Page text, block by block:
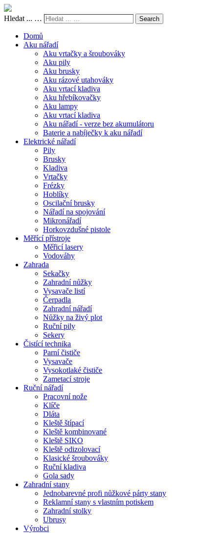
Hledat ... … Search
Domů
Aku nářadí
Aku vrtačky a šroubováky
Aku pily
Aku brusky
Aku rázové utahováky
Aku vrtací kladiva
Aku hřebíkovačky
Aku lampy
Aku vrtací kladiva
Aku nářadí - verze bez akumulátoru
Baterie a nabíječky k aku nářadí
Elektrické nářadí
Pily
Brusky
Kladiva
Vrtačky
Frézky
Hoblíky
Oscilační brusky
Nářadí na spojování
Mikronářadí
Horkovzdušné pistole
Měřící přístroje
Měřicí lasery
Vodováhy
Zahrada
Sekačky
Zahradní nůžky
Vysavače listí
Čerpadla
Zahradní nářadí
Nůžky na živý plot
Ruční pily
Sekery
Čistící technika
Parní čističe
Vysavače
Vysokotlaké čističe
Zametací stroje
Ruční nářadí
Pracovní nože
Klíče
Dláta
Kleště štípací
Kleště kombinované
Kleště SIKO
Kleště odizolovací
Klasické šroubováky
Ruční kladiva
Gola sady
Zahradní stany
Jednobarevné profi nůžkové párty stany
Reklamní stany s vlastním potiskem
Zahradní stolky
Ubrusy
Výrobci